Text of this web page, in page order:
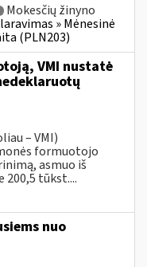
Mokesčių žinyno
» Mėnesinė
(PLN203)
VMI nustatė
– VMI)
formuotojo
asmuo iš
200,5 tūkst....
nuo